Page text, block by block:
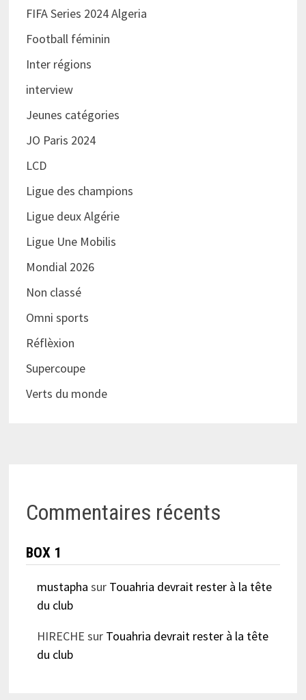
FIFA Series 2024 Algeria
Football féminin
Inter régions
interview
Jeunes catégories
JO Paris 2024
LCD
Ligue des champions
Ligue deux Algérie
Ligue Une Mobilis
Mondial 2026
Non classé
Omni sports
Réflèxion
Supercoupe
Verts du monde
Commentaires récents
BOX 1
mustapha sur Touahria devrait rester à la tête
du club
HIRECHE sur Touahria devrait rester à la tête
du club